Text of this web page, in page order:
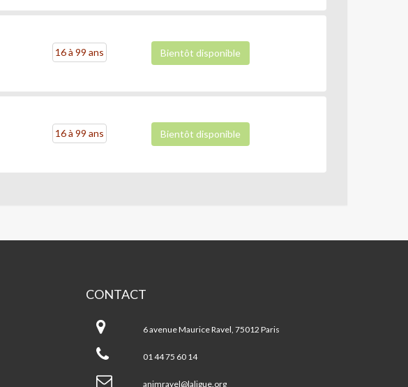
16 à 99 ans Bientôt disponible
16 à 99 ans Bientôt disponible
CONTACT
Centre
Social
MAURICE
RAVEL
6 avenue Maurice Ravel, 75012 Paris
01 44 75 60 14
animravel@laligue.org